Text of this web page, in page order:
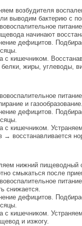
возбудителя
выводим бактерию с
начинают
дефицитов.
с кишечником.
белки, жиры, углеводы,
и газообразование.
дефицитов.
с кишечником.
→ восстанавливается
нижний
смыкаться после
снижается.
дефицитов.
с кишечником.
и изжогу.